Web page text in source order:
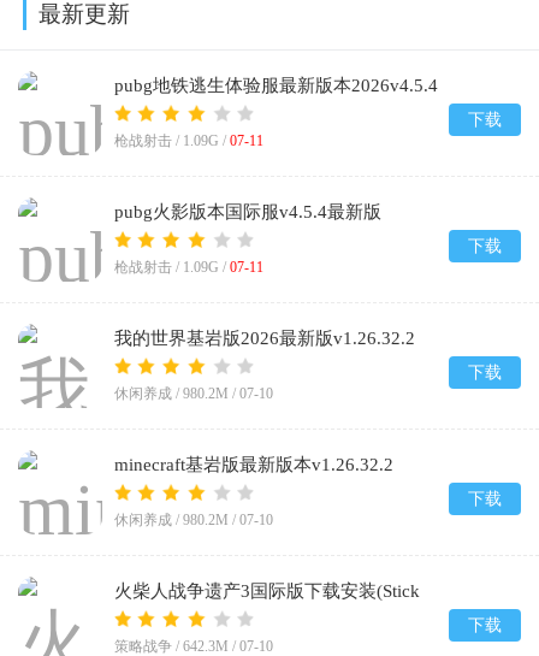
最新更新
pubg地铁逃生体验服最新版本2026v4.5.4
枪战射击 / 1.09G / 07-11
下载
pubg火影版本国际服v4.5.4最新版
枪战射击 / 1.09G / 07-11
下载
我的世界基岩版2026最新版v1.26.32.2
休闲养成 / 980.2M / 07-10
下载
minecraft基岩版最新版本v1.26.32.2
休闲养成 / 980.2M / 07-10
下载
火柴人战争遗产3国际版下载安装(Stick
War: Saga)v2026.5.5104
策略战争 / 642.3M / 07-10
下载